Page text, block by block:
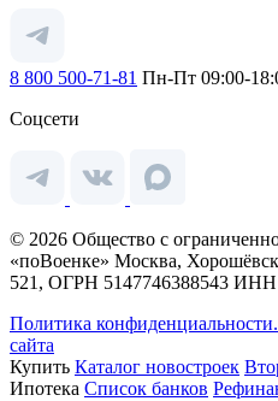
8 800 500-71-81 Пн-Пт 09:00-
Соцсети
© 2026 Общество с
«поВоенке» Москва,
521, ОГРН 5147746388543 ИНН
Политика конфиденциальности.
сайта
Купить Каталог новостроек
Ипотека Список банков